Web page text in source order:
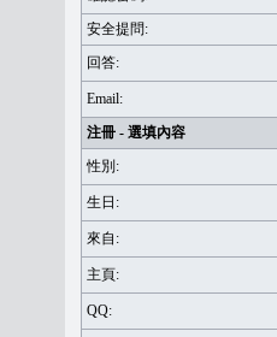
安全提問:
回答:
Email:
注冊 - 選填內容
性別:
生日:
來自:
主頁:
QQ: